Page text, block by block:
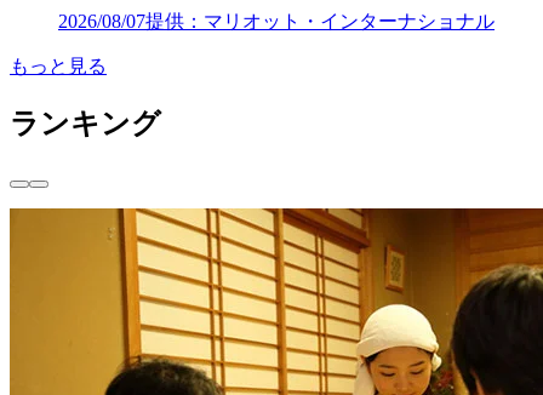
2026/08/07提供：マリオット・インターナショナル
もっと見る
ランキング